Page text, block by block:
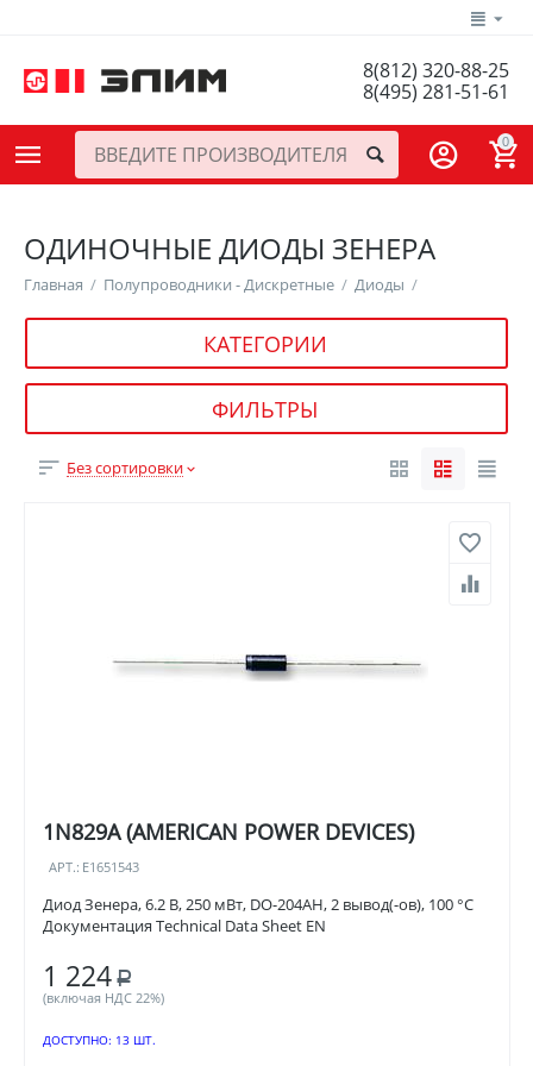
8(812) 320-88-25
8(495) 281-51-61
0
ОДИНОЧНЫЕ ДИОДЫ ЗЕНЕРА
Главная / Полупроводники - Дискретные / Диоды /
КАТЕГОРИИ
ФИЛЬТРЫ
Без сортировки
1N829A (AMERICAN POWER DEVICES)
АРТ.: E1651543
Диод Зенера, 6.2 В, 250 мВт, DO-204AH, 2 вывод(-ов), 100 °C
Документация Technical Data Sheet EN
1 224 Р
(включая НДС 22%)
ДОСТУПНО: 13 ШТ.